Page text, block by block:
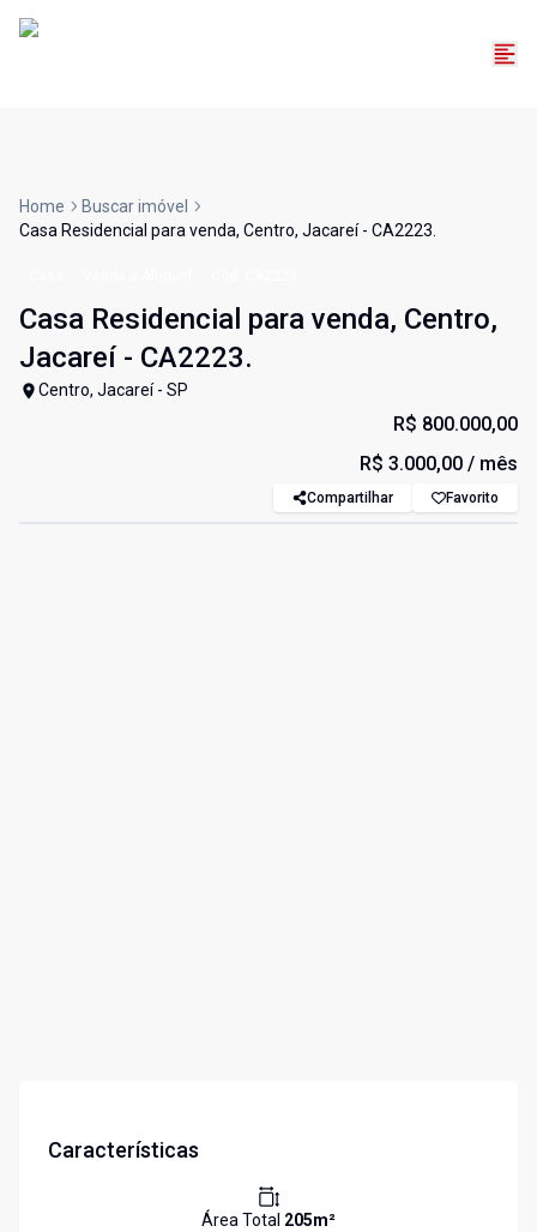
Home
Buscar imóvel
Casa Residencial para venda, Centro, Jacareí - CA2223.
Casa Residencial para venda, Centro,
Jacareí - CA2223.
Centro, Jacareí - SP
R$ 800.000,00
R$ 3.000,00 / mês
Compartilhar Favorito
Características
Área Total 205m²